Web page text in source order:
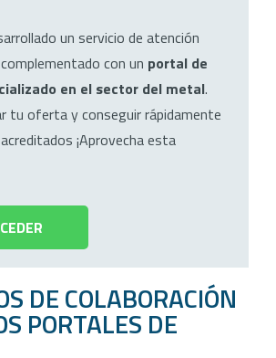
un servicio de atención
con un portal de
en el sector del metal.
tu oferta y conseguir rápidamente
¡Aprovecha esta
DE COLABORACIÓN
PORTALES DE